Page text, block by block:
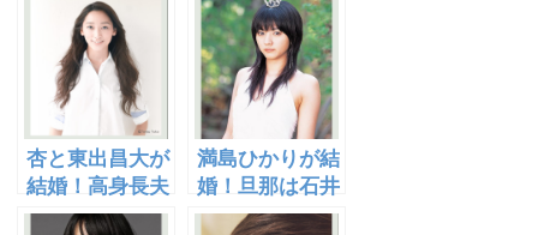
テも？身長や私
服は？
杏と東出昌大が
結婚！高身長夫
婦誕生のきっか
満島ひかりが結
婚！旦那は石井
裕也？実は弟や